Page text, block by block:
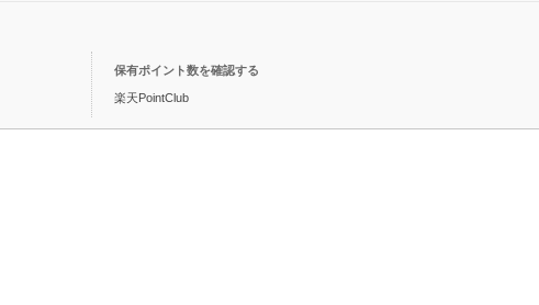
保有ポイント数を確認する
楽天PointClub